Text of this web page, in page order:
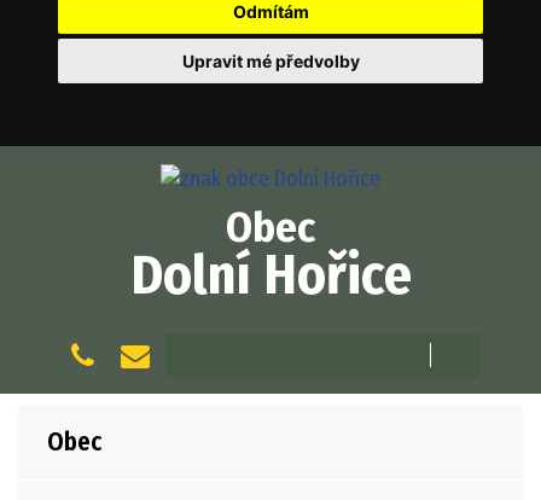
Odmítám
Upravit mé předvolby
Obec
Dolní Hořice
Obec